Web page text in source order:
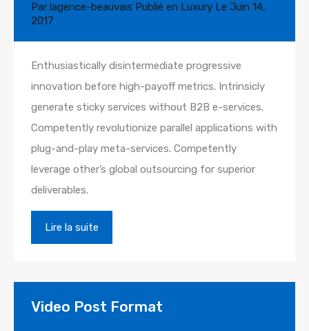
Par lagence-beauvais Publié en Luxury Le Juin 14,
2017
Enthusiastically disintermediate progressive
innovation before high-payoff metrics. Intrinsicly
generate sticky services without B2B e-services.
Competently revolutionize parallel applications with
plug-and-play meta-services. Competently
leverage other’s global outsourcing for superior
deliverables.
Lire la suite
Video Post Format